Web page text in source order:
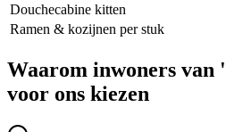
Douchecabine kitten
Ramen & kozijnen per stuk
Waarom inwoners van
voor ons kiezen